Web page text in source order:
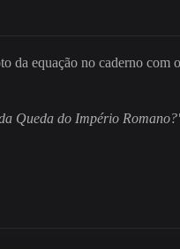
equação no caderno com
Queda do Império